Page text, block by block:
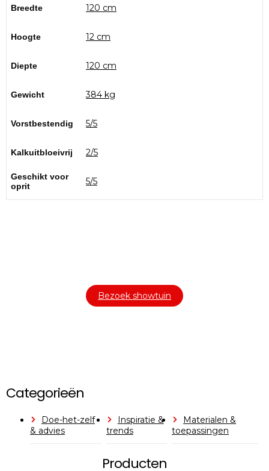
Breedte 120 cm
Hoogte 12 cm
Diepte 120 cm
Gewicht 384 kg
Vorstbestendig 5/5
Kalkuitbloeivrij 2/5
Geschikt voor
oprit
5/5
Bezoek showtuin
Categorieën
Doe-het-zelf
& advies
Inspiratie &
trends
Materialen &
toepassingen
Producten